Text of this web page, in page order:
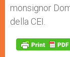
monsignor
della CEI.